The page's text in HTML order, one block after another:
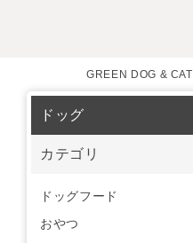
GREEN DOG & CAT
ドッグ
カテゴリ
ドッグフード
おやつ